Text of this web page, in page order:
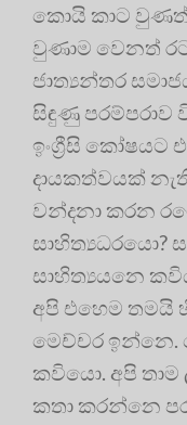
කොයි කාට වුණත්,
වුණාම වෙනත්
ජාත්‍යන්තර
සිඳුණු පරම්පරාව
ඉංග්‍රීසි කෝෂයට
දායකත්වයක්
වන්දනා කරන
සාහිත්‍යධරයො?
සාහිත්‍යයනෙ
අපි එහෙම
මෙච්චර ඉන්නෙ.
කවියො. අපි තාම
කතා කරන්නෙ